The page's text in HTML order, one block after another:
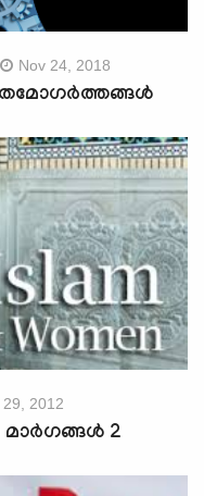
Nov 24, 2018
തമോഗര്‍ത്തങ്ങള്‍
29, 2012
മാര്‍ഗങ്ങള്‍ 2